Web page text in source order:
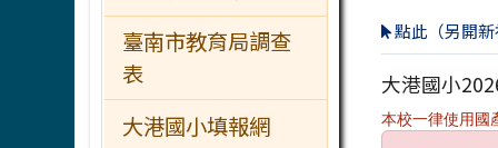
臺南市教育局調查
表
大港國小填報網
點此（另開
大港國小
本校一律使用國